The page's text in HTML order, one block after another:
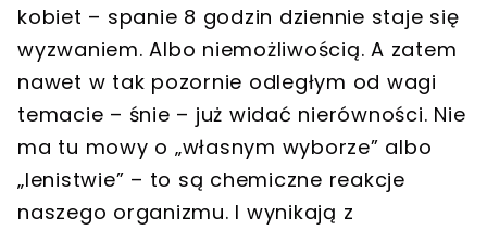
kobiet – spanie 8 godzin dziennie staje się
wyzwaniem. Albo niemożliwością. A zatem
nawet w tak pozornie odległym od wagi
temacie – śnie – już widać nierówności. Nie
ma tu mowy o „własnym wyborze” albo
„lenistwie” – to są chemiczne reakcje
naszego organizmu. I wynikają z